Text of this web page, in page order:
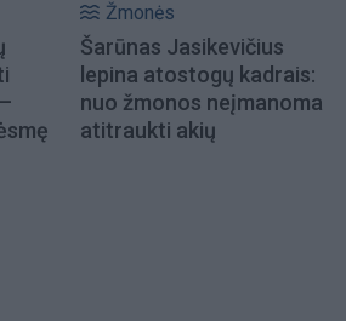
Žmonės
Šarūnas Jasikevičius
lepina atostogų kadrais:
nuo žmonos neįmanoma
atitraukti akių